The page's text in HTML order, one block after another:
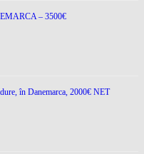
– 3500€
în Danemarca, 2000€ NET